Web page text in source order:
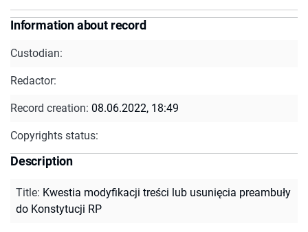
Information about record
Custodian:
Redactor:
Record creation: 08.06.2022, 18:49
Copyrights status:
Description
Title: Kwestia modyfikacji treści lub usunięcia preambuły
do Konstytucji RP